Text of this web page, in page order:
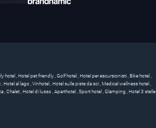
hotel, Hotel pet friendly,Golf hotel, Hotel per escursionisti, Bike hotel,
, Hotel al lago,Vinhotel, Hotel sulle piste da sci, Medical wellness hotel,
,Chalet, Hotel di lusso,Aparthotel,Sport hotel,Glamping , Hotel 3 stelle